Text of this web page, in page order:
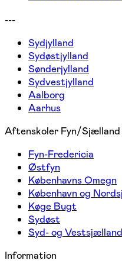
---
Sydjylland
Sydøstjylland
Sønderjylland
Sydvestjylland
Aalborg
Aarhus
Aftenskoler Fyn/Sjælland
Fyn-Fredericia
Østfyn
Københavns Omegn
København og
Køge Bugt
Sydøst
Syd- og Vestsjælland
Information